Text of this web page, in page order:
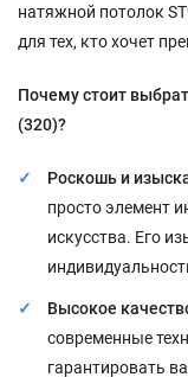
натяжной потолок
для тех, кто хочет
Почему стоит
(320)?
Роскошь и
просто элемент
искусства. Его
Высокое
современные
гарантировать